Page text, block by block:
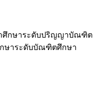
ศึกษาระดับปริญญาบัณฑิต
กษาระดับบัณฑิตศึกษา